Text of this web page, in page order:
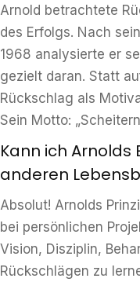
Arnold betrachtete
des Erfolgs. Nach
1968 analysierte er
gezielt daran. Statt
Rückschlag als
Sein Motto:
Kann ich Arnolds
anderen
Absolut! Arnolds
bei persönlichen
Vision, Disziplin,
Rückschlägen zu